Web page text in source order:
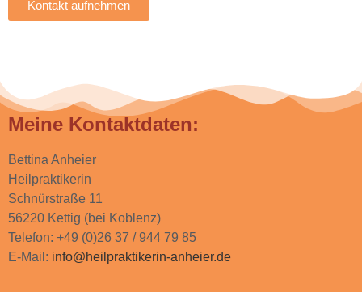
Kontakt aufnehmen
Meine Kontaktdaten:
Bettina Anheier
Heilpraktikerin
Schnürstraße 11
56220 Kettig (bei Koblenz)
Telefon: +49 (0)26 37 / 944 79 85
E-Mail: info@heilpraktikerin-anheier.de